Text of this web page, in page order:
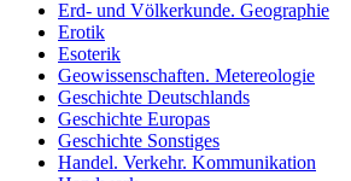
Erd- und Völkerkunde. Geographie
Erotik
Esoterik
Geowissenschaften. Metereologie
Geschichte Deutschlands
Geschichte Europas
Geschichte Sonstiges
Handel. Verkehr. Kommunikation